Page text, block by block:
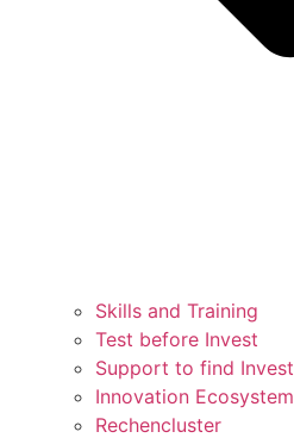
Skills and Training
Test before Invest
Support to find Invest
Innovation Ecosystem
Rechencluster​